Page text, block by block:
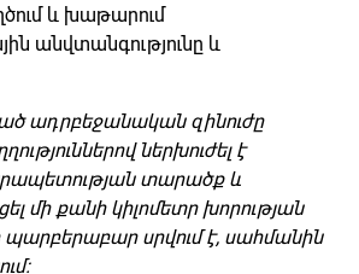
և խաթարում
անվտանգությունը և
ադրբեջանական զինուժը
ներխուժել է
տարածք և
մի քանի կիլոմետր խորության
սրվում է, սահմանին